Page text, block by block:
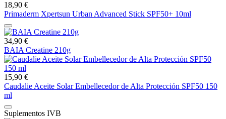
18,90 €
Primaderm Xpertsun Urban Advanced Stick SPF50+ 10ml
34,90 €
BAIA Creatine 210g
15,90 €
Caudalie Aceite Solar Embellecedor de Alta Protección SPF50 150
ml
Suplementos IVB